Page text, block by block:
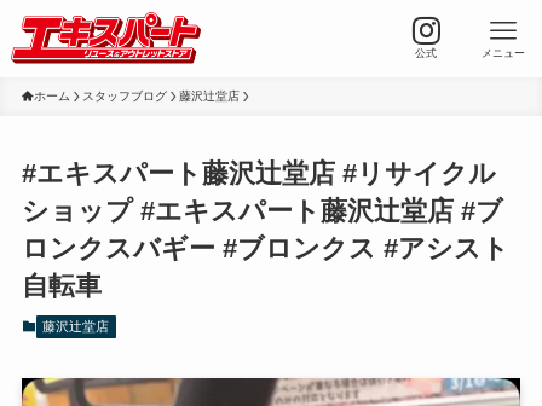
公式 メニュー
ホーム スタッフブログ 藤沢辻堂店
#エキスパート藤沢辻堂店 #リサイクル
ショップ #エキスパート藤沢辻堂店 #ブ
ロンクスバギー #ブロンクス #アシスト
自転車
藤沢辻堂店